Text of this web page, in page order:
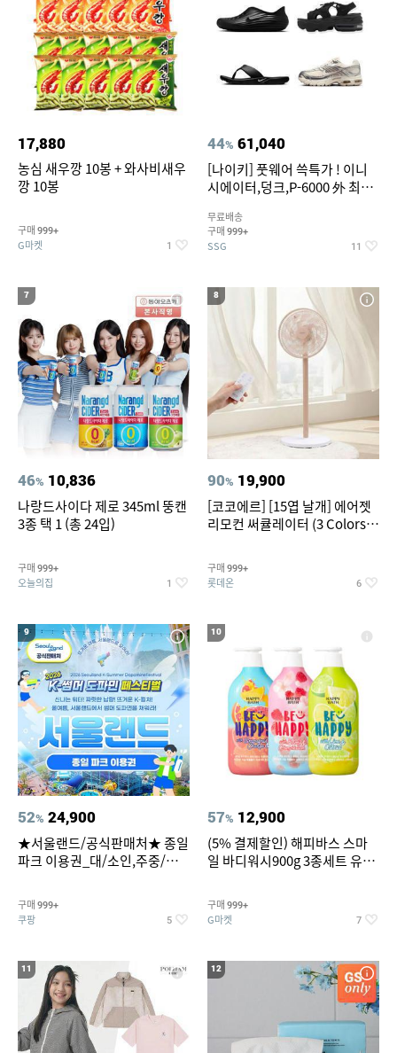
17,880
농심 새우깡 10봉 + 와사비새우
깡 10봉
구매 999+
G마켓 1
44% 61,040
[나이키] 풋웨어 쓱특가 ! 이니
시에이터,덩크,P-6000 外 최대
무료배송
구매 999+
SSG 11
7
46% 10,836
나랑드사이다 제로 345ml 뚱캔
3종 택 1 (총 24입)
구매 999+
오늘의집 1
8
90% 19,900
[코코에르] [15엽 날개] 에어젯
리모컨 써큘레이터 (3 Colors
구매 999+
롯데온 6
9
52% 24,900
★서울랜드/공식판매처★ 종일
파크 이용권_대/소인,주중/주
구매 999+
쿠팡 5
10
57% 12,900
(5% 결제할인) 해피바스 스마
일 바디워시900g 3종세트 유
구매 999+
G마켓 7
11 12